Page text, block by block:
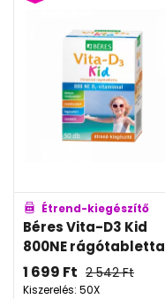
Étrend-kiegészítő
Béres Vita-D3 Kid
800NE rágótabletta
1 699 Ft 2 542Ft
Kiszerelés: 50X